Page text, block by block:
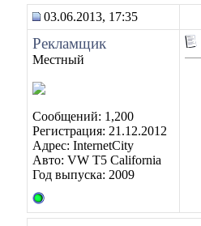
03.06.2013, 17:35
Рекламщик
Местный
Сообщений: 1,200
Регистрация: 21.12.2012
Адрес: InternetCity
Авто: VW T5 California
Год выпуска: 2009